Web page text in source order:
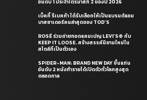
อันดับ 1 ประจำไตรมาสที่ 2 ของปี 2026
เบ็คกี้ รีเบคก้า ได้รับเลือกให้เป็นแบรนด์แอม
บาสซาเดอร์คนล่าสุดของ TOD’S
ROSÉ ร่วมถ่ายทอดแคมเปญ LEVI’S® กับ
KEEP IT LOOSE. สร้างสรรค์นิยามใหม่ใน
สไตล์ที่เป็นตัวเอง
SPIDER-MAN: BRAND NEW DAY ขึ้นแท่น
อันดับ 2 หนังทำรายได้เปิดตัวทั่วโลกสูงสุด
ตลอดกาล